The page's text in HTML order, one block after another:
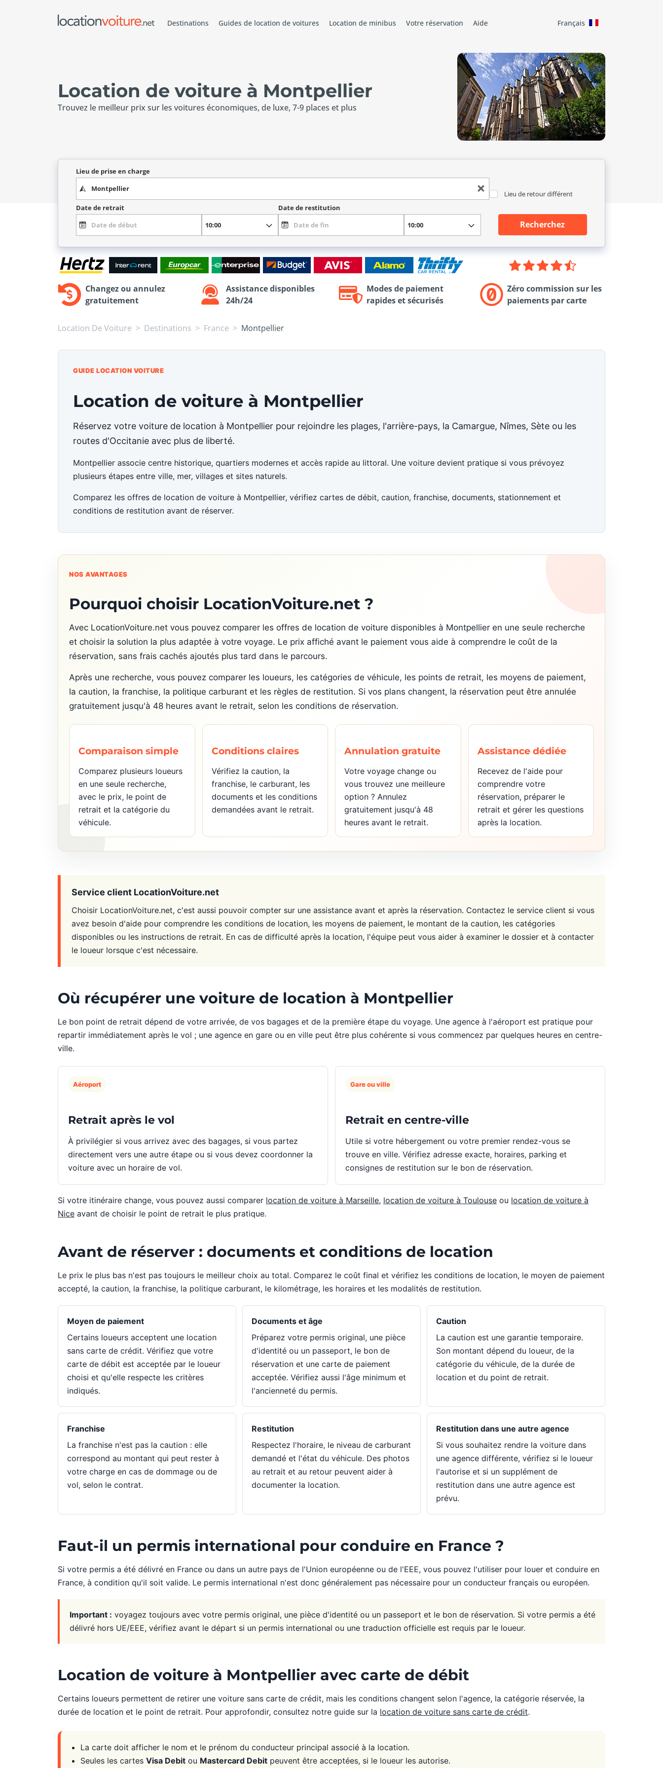
Destinations Guides de location de voitures Location de minibus Votre réservation Aide Français
Location de voiture à Montpellier
Trouvez le meilleur prix sur les voitures économiques, de luxe, 7-9 places et plus
Lieu de prise en charge
Lieu de retour différent
Date de retrait
Date de restitution
Recherchez
Changez ou annulez
gratuitement
Assistance disponibles
24h/24
Modes de paiement
rapides et sécurisés
Zéro commission sur les
paiements par carte
Location De Voiture Destinations France Montpellier
GUIDE LOCATION VOITURE
Location de voiture à Montpellier
Réservez votre voiture de location à Montpellier pour rejoindre les plages, l'arrière-pays, la Camargue, Nîmes, Sète ou les
routes d'Occitanie avec plus de liberté.
Montpellier associe centre historique, quartiers modernes et accès rapide au littoral. Une voiture devient pratique si vous prévoyez
plusieurs étapes entre ville, mer, villages et sites naturels.
Comparez les offres de location de voiture à Montpellier, vérifiez cartes de débit, caution, franchise, documents, stationnement et
conditions de restitution avant de réserver.
NOS AVANTAGES
Pourquoi choisir LocationVoiture.net ?
Avec LocationVoiture.net vous pouvez comparer les offres de location de voiture disponibles à Montpellier en une seule recherche
et choisir la solution la plus adaptée à votre voyage. Le prix affiché avant le paiement vous aide à comprendre le coût de la
réservation, sans frais cachés ajoutés plus tard dans le parcours.
Après une recherche, vous pouvez comparer les loueurs, les catégories de véhicule, les points de retrait, les moyens de paiement,
la caution, la franchise, la politique carburant et les règles de restitution. Si vos plans changent, la réservation peut être annulée
gratuitement jusqu'à 48 heures avant le retrait, selon les conditions de réservation.
Comparaison simple
Comparez plusieurs loueurs
en une seule recherche,
avec le prix, le point de
retrait et la catégorie du
véhicule.
Conditions claires
Vérifiez la caution, la
franchise, le carburant, les
documents et les conditions
demandées avant le retrait.
Annulation gratuite
Votre voyage change ou
vous trouvez une meilleure
option ? Annulez
gratuitement jusqu'à 48
heures avant le retrait.
Assistance dédiée
Recevez de l'aide pour
comprendre votre
réservation, préparer le
retrait et gérer les questions
après la location.
Service client LocationVoiture.net
Choisir LocationVoiture.net, c'est aussi pouvoir compter sur une assistance avant et après la réservation. Contactez le service client si vous
avez besoin d'aide pour comprendre les conditions de location, les moyens de paiement, le montant de la caution, les catégories
disponibles ou les instructions de retrait. En cas de difficulté après la location, l'équipe peut vous aider à examiner le dossier et à contacter
le loueur lorsque c'est nécessaire.
Où récupérer une voiture de location à Montpellier
Le bon point de retrait dépend de votre arrivée, de vos bagages et de la première étape du voyage. Une agence à l'aéroport est pratique pour
repartir immédiatement après le vol ; une agence en gare ou en ville peut être plus cohérente si vous commencez par quelques heures en centre-
ville.
Aéroport
Retrait après le vol
À privilégier si vous arrivez avec des bagages, si vous partez
directement vers une autre étape ou si vous devez coordonner la
voiture avec un horaire de vol.
Gare ou ville
Retrait en centre-ville
Utile si votre hébergement ou votre premier rendez-vous se
trouve en ville. Vérifiez adresse exacte, horaires, parking et
consignes de restitution sur le bon de réservation.
Si votre itinéraire change, vous pouvez aussi comparer location de voiture à Marseille, location de voiture à Toulouse ou location de voiture à
Nice avant de choisir le point de retrait le plus pratique.
Avant de réserver : documents et conditions de location
Le prix le plus bas n'est pas toujours le meilleur choix au total. Comparez le coût final et vérifiez les conditions de location, le moyen de paiement
accepté, la caution, la franchise, la politique carburant, le kilométrage, les horaires et les modalités de restitution.
Moyen de paiement
Certains loueurs acceptent une location
sans carte de crédit. Vérifiez que votre
carte de débit est acceptée par le loueur
choisi et qu'elle respecte les critères
indiqués.
Documents et âge
Préparez votre permis original, une pièce
d'identité ou un passeport, le bon de
réservation et une carte de paiement
acceptée. Vérifiez aussi l'âge minimum et
l'ancienneté du permis.
Caution
La caution est une garantie temporaire.
Son montant dépend du loueur, de la
catégorie du véhicule, de la durée de
location et du point de retrait.
Franchise
La franchise n'est pas la caution : elle
correspond au montant qui peut rester à
votre charge en cas de dommage ou de
vol, selon le contrat.
Restitution
Respectez l'horaire, le niveau de carburant
demandé et l'état du véhicule. Des photos
au retrait et au retour peuvent aider à
documenter la location.
Restitution dans une autre agence
Si vous souhaitez rendre la voiture dans
une agence différente, vérifiez si le loueur
l'autorise et si un supplément de
restitution dans une autre agence est
prévu.
Faut-il un permis international pour conduire en France ?
Si votre permis a été délivré en France ou dans un autre pays de l'Union européenne ou de l'EEE, vous pouvez l'utiliser pour louer et conduire en
France, à condition qu'il soit valide. Le permis international n'est donc généralement pas nécessaire pour un conducteur français ou européen.
Important : voyagez toujours avec votre permis original, une pièce d'identité ou un passeport et le bon de réservation. Si votre permis a été
délivré hors UE/EEE, vérifiez avant le départ si un permis international ou une traduction officielle est requis par le loueur.
Location de voiture à Montpellier avec carte de débit
Certains loueurs permettent de retirer une voiture sans carte de crédit, mais les conditions changent selon l'agence, la catégorie réservée, la
durée de location et le point de retrait. Pour approfondir, consultez notre guide sur la location de voiture sans carte de crédit.
La carte doit afficher le nom et le prénom du conducteur principal associé à la location.
Seules les cartes Visa Debit ou Mastercard Debit peuvent être acceptées, si le loueur les autorise.